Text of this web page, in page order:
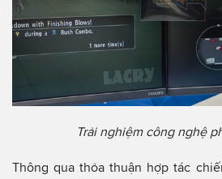
Trải nghiệm công nghệ
Thông qua thỏa thuận hợp tác